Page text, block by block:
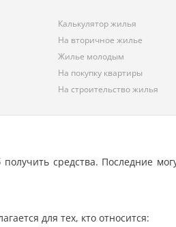
Калькулятор жилья
На вторичное жилье
Жилье молодым
На покупку квартиры
На строительство жилья
средства. Последние
для тех, кто относится: